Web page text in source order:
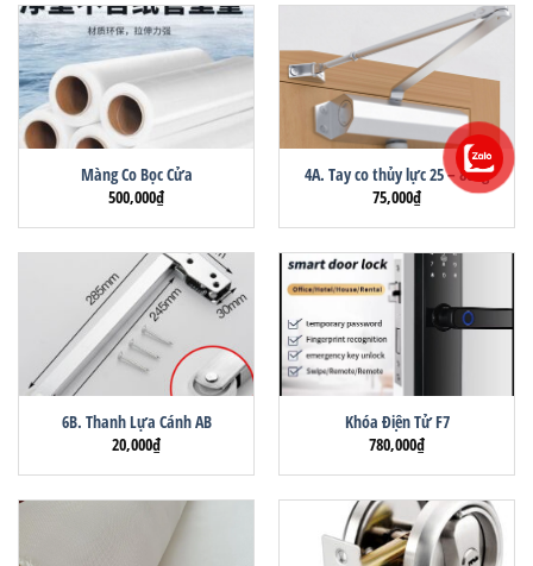
Màng Co Bọc Cửa
500,000₫
4A. Tay co thủy lực 25 – 80kg
75,000₫
6B. Thanh Lựa Cánh AB
20,000₫
Khóa Điện Tử F7
780,000₫